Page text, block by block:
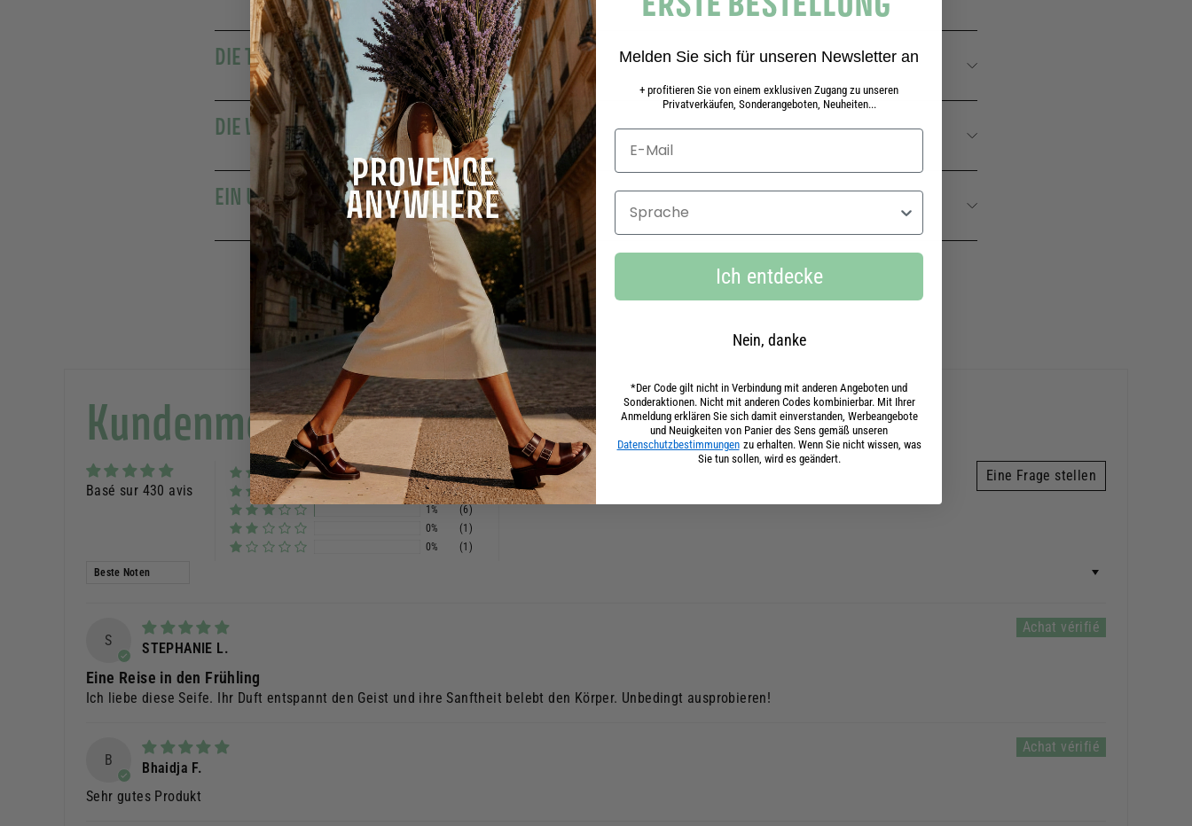
DIE TRADITION DER SEIFE AUS MARSEILLE
DIE WOHLTUENDE WIRKUNG DER ROSENGERANIE
EIN UNVERZICHTBARER BESTANDTEIL DES ALLTAGS
Kundenmeinungen
Basé sur 430 avis
Eine Frage stellen
91%
(393)
7%
(29)
1%
(6)
0%
(1)
0%
(1)
Sortieren nach
S STEPHANIE L.
Eine Reise in den Frühling
Ich liebe diese Seife. Ihr Duft entspannt den Geist und ihre Sanftheit belebt den Körper. Unbedingt ausprobieren!
B
Bhaidja F.
Sehr gutes Produkt
Melden Sie sich für unseren Newsletter an
+ profitieren Sie von einem exklusiven Zugang zu unseren
Privatverkäufen, Sonderangeboten, Neuheiten...
Sprache
Ich entdecke
Nein, danke
*Der Code gilt nicht in Verbindung mit anderen Angeboten und
Sonderaktionen. Nicht mit anderen Codes kombinierbar. Mit Ihrer
Anmeldung erklären Sie sich damit einverstanden, Werbeangebote
und Neuigkeiten von Panier des Sens gemäß unseren
Datenschutzbestimmungen zu erhalten. Wenn Sie nicht wissen, was
Sie tun sollen, wird es geändert.